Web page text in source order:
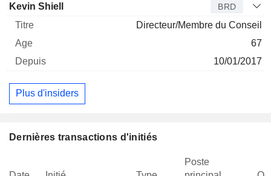
Kevin Shiell BRD
Directeur/Membre du Conseil
67
10/01/2017
Plus d'insiders
Dernières transactions d'initiés
Poste